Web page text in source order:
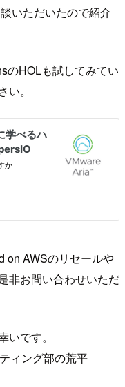
いただいたので紹介
のHOLも試してみてい
。
on AWSのリセールや
非お問い合わせいただ
です。
ィング部の荒平